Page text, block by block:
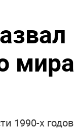
1990-х годов